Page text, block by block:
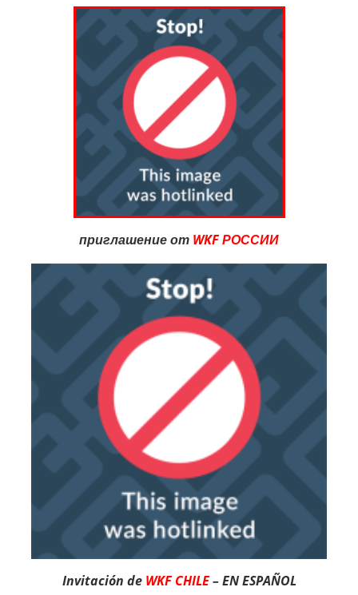
приглашение от WKF РОССИИ
Invitación de WKF CHILE– EN ESPAÑOL